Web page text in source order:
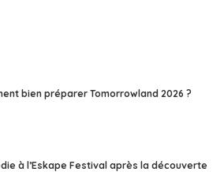
bien préparer Tomorrowland 2026 ?
à l’Eskape Festival après la découverte